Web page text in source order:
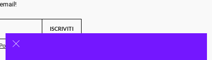
ISCRIVITI